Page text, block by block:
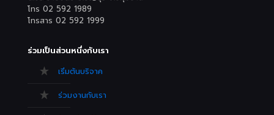
โทร 02 592 1989
โทรสาร 02 592 1999
ร่วมเป็นส่วนหนึ่งกับเรา
เริ่มต้นบริจาค
ร่วมงานกับเรา